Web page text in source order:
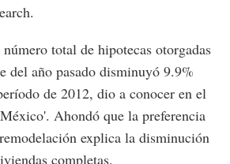
total de hipotecas otorgadas
del año pasado disminuyó 9.9%
de 2012, dio a conocer en el
Ahondó que la preferencia
explica la disminución
completas.